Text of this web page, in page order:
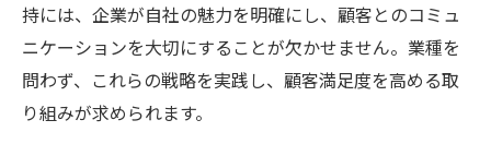
持には、企業が自社の魅力を明確にし、顧客とのコミュ
ニケーションを大切にすることが欠かせません。業種を
問わず、これらの戦略を実践し、顧客満足度を高める取
り組みが求められます。